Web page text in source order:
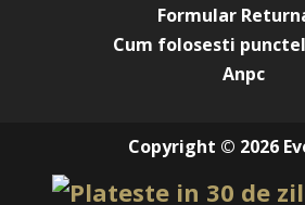
Designuri futuriste
French reinterpretat
Detalii artistice moderne
have pentru orice tehnician creativ,
Polygel Glitter Natali pentru
Formular
Cum folosesti
Anpc
Copyright © 2026